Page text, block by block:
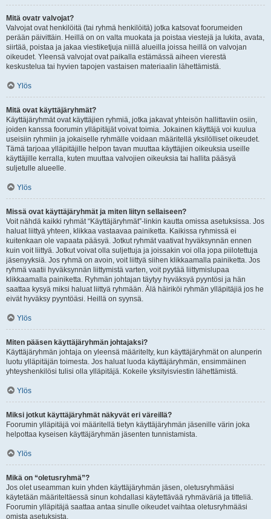
Mitä ovatr valvojat?
Valvojat ovat henkilöitä (tai ryhmä henkilöitä) jotka katsovat foorumeiden
perään päivittäin. Heillä on on valta muokata ja poistaa viestejä ja lukita, avata,
siirtää, poistaa ja jakaa viestiketjuja niillä alueilla joissa heillä on valvojan
oikeudet. Yleensä valvojat ovat paikalla estämässä aiheen vierestä
keskustelua tai hyvien tapojen vastaisen materiaalin lähettämistä.
Ylös
Mitä ovat käyttäjäryhmät?
Käyttäjäryhmät ovat käyttäjien ryhmiä, jotka jakavat yhteisön hallittaviin osiin,
joiden kanssa foorumin ylläpitäjät voivat toimia. Jokainen käyttäjä voi kuulua
useisiin ryhmiin ja jokaiselle ryhmälle voidaan määritellä yksilölliset oikeudet.
Tämä tarjoaa ylläpitäjille helpon tavan muuttaa käyttäjien oikeuksia useille
käyttäjille kerralla, kuten muuttaa valvojien oikeuksia tai hallita pääsyä
suljetulle alueelle.
Ylös
Missä ovat käyttäjäryhmät ja miten liityn sellaiseen?
Voit nähdä kaikki ryhmät “Käyttäjäryhmät”-linkin kautta omissa asetuksissa. Jos
haluat liittyä yhteen, klikkaa vastaavaa painiketta. Kaikissa ryhmissä ei
kuitenkaan ole vapaata pääsyä. Jotkut ryhmät vaativat hyväksynnän ennen
kuin voit liittyä. Jotkut voivat olla suljettuja ja joissakin voi olla jopa piilotettuja
jäsenyyksiä. Jos ryhmä on avoin, voit liittyä siihen klikkaamalla painiketta. Jos
ryhmä vaatii hyväksynnän liittymistä varten, voit pyytää liittymislupaa
klikkaamalla painiketta. Ryhmän johtajan täytyy hyväksyä pyyntösi ja hän
saattaa kysyä miksi haluat liittyä ryhmään. Älä häiriköi ryhmän ylläpitäjiä jos he
eivät hyväksy pyyntöäsi. Heillä on syynsä.
Ylös
Miten pääsen käyttäjäryhmän johtajaksi?
Käyttäjäryhmän johtaja on yleensä määritelty, kun käyttäjäryhmät on alunperin
luotu ylläpitäjän toimesta. Jos haluat luoda käyttäjäryhmän, ensimmäinen
yhteyshenkilösi tulisi olla ylläpitäjä. Kokeile yksityisviestin lähettämistä.
Ylös
Miksi jotkut käyttäjäryhmät näkyvät eri väreillä?
Foorumin ylläpitäjä voi määritellä tietyn käyttäjäryhmän jäsenille värin joka
helpottaa kyseisen käyttäjäryhmän jäsenten tunnistamista.
Ylös
Mikä on “oletusryhmä”?
Jos olet useamman kuin yhden käyttäjäryhmän jäsen, oletusryhmääsi
käytetään määriteltäessä sinun kohdallasi käytettävää ryhmäväriä ja titteliä.
Foorumin ylläpitäjä saattaa antaa sinulle oikeudet vaihtaa oletusryhmääsi
omista asetuksista.